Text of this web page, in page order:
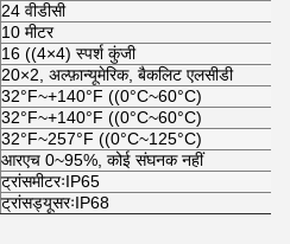
24 वीडीसी
10 मीटर
16 ((4×4) स्पर्श कुंजी
20×2, अल्फ़ान्यूमेरिक, बैकलिट एलसीडी
32°F~+140°F ((0°C~60°C)
32°F~+140°F ((0°C~60°C)
32°F~257°F ((0°C~125°C)
आरएच 0~95%, कोई संघनक नहीं
ट्रांसमीटरःIP65
ट्रांसड्यूसरःIP68